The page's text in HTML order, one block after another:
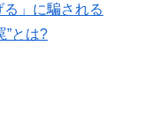
る」に騙される
”とは?